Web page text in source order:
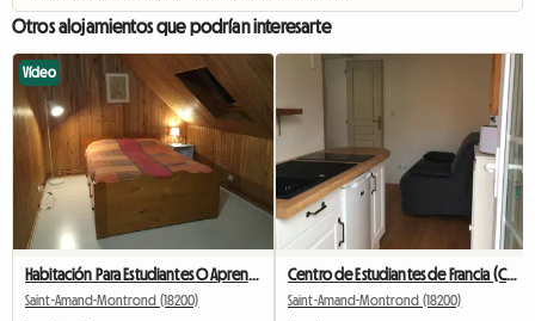
Otros alojamientos que podrían interesarte
Vídeo
Habitación Para Estudiantes O Aprendices
Saint-Amand-Montrond (18200)
Centro de Estudiantes de Francia (CHER)
Saint-Amand-Montrond (18200)